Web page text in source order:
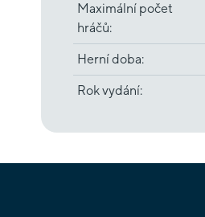
Maximální počet
hráčů:
Herní doba:
Rok vydání: